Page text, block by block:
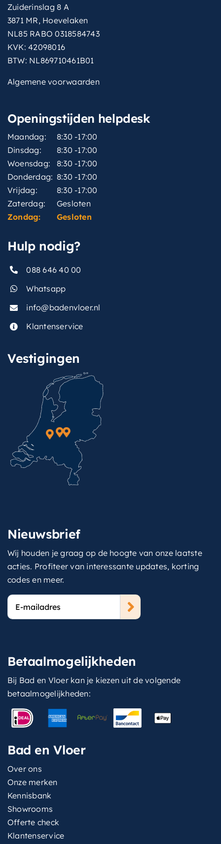
Zuiderinslag 8 A
3871 MR, Hoevelaken
NL85 RABO 0318584743
KVK: 42098016
BTW: NL869710461B01
Algemene voorwaarden
Openingstijden helpdesk
Maandag:
8:30 -17:00
Dinsdag:
8:30 -17:00
Woensdag:
8:30 -17:00
Donderdag: 8:30 -17:00
Vrijdag:
8:30 -17:00
Zaterdag:
Gesloten
Zondag:
Gesloten
Hulp nodig?
088 646 40 00
Whatsapp
info@badenvloer.nl
Klantenservice
Vestigingen
Nieuwsbrief
Wij houden je graag op de hoogte van onze laatste
acties. Profiteer van interessante updates, korting
codes en meer.
E-
mailadres
Betaalmogelijkheden
Bij Bad en Vloer kan je kiezen uit de volgende
betaalmogelijkheden:
Bad en Vloer
Over ons
Onze merken
Kennisbank
Showrooms
Offerte check
Klantenservice